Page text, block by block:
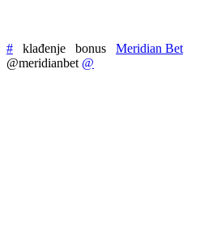
# klađenje bonus
Meridian Bet
@meridianbet @